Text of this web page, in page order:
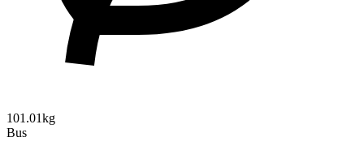
101.01kg
Bus